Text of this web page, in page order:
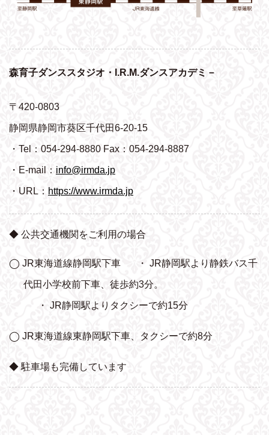
森育子ダンススタジオ・I.R.M.ダンスアカデミ－
〒420-0803
静岡県静岡市葵区千代田6-20-15
・Tel：054-294-8880 Fax：054-294-8887
・E-mail： info@irmda.jp
・URL： https://www.irmda.jp
◆ 公共交通機関をご利用の場合
◯ JR東海道線静岡駅下車 ・ JR静岡駅より静鉄バス千
代田小学校前下車、 徒歩約3分。
・ JR静岡駅よりタクシーで約15分
◯ JR東海道線東静岡駅下車、タクシーで約8分
◆ 駐車場も完備しています